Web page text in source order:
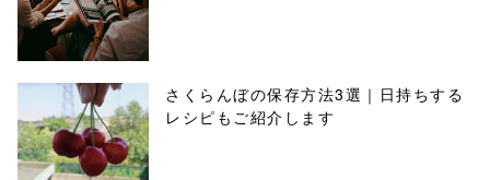
さくらんぼの保存方法3選｜日持ちする
レシピもご紹介します